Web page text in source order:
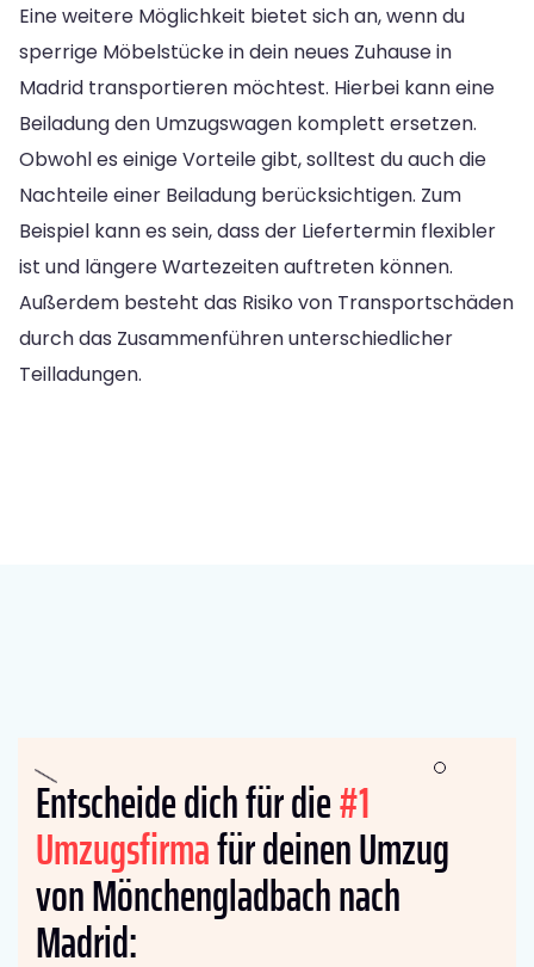
Eine weitere Möglichkeit bietet sich an, wenn du
sperrige Möbelstücke in dein neues Zuhause in
Madrid transportieren möchtest. Hierbei kann eine
Beiladung den Umzugswagen komplett ersetzen.
Obwohl es einige Vorteile gibt, solltest du auch die
Nachteile einer Beiladung berücksichtigen. Zum
Beispiel kann es sein, dass der Liefertermin flexibler
ist und längere Wartezeiten auftreten können.
Außerdem besteht das Risiko von Transportschäden
durch das Zusammenführen unterschiedlicher
Teilladungen.
Entscheide dich für die#1
Umzugsfirmafür deinen Umzug
von Mönchengladbach nach
Madrid: